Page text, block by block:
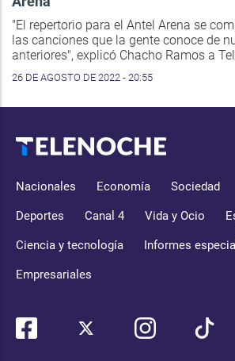
"El repertorio para el Antel Arena se
las canciones que la gente conoce de
anteriores", explicó Chacho Ramos a
26 DE AGOSTO DE 2022 - 20:55
Nacionales Economía Sociedad
Deportes Canal 4 Vida y Ocio
Ciencia y tecnología Informes
Empresariales